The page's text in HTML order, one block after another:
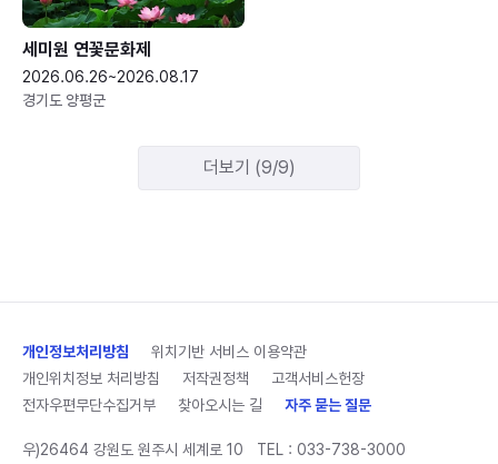
세미원 연꽃문화제
2026.06.26~2026.08.17
경기도 양평군
더보기 (9/9)
개인정보처리방침
위치기반 서비스 이용약관
개인위치정보 처리방침
저작권정책
고객서비스헌장
전자우편무단수집거부
찾아오시는 길 자주 묻는 질문
우)26464 강원도 원주시 세계로 10 TEL : 033-738-3000